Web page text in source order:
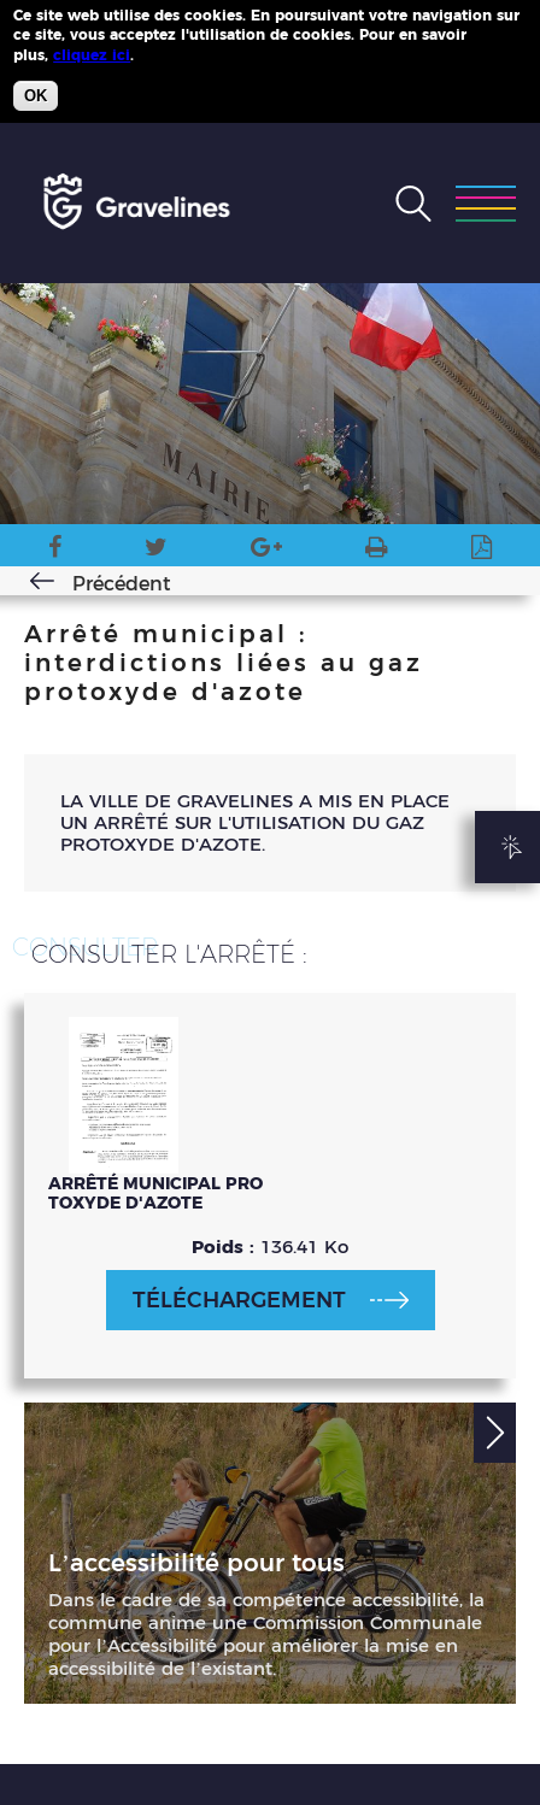
Ce site web utilise des cookies. En poursuivant votre navigation sur
ce site, vous acceptez l'utilisation de cookies. Pour en savoir
plus,cliquez ici.
OK
Précédent
Arrêté municipal :
interdictions liées au gaz
protoxyde d'azote
LA VILLE DE GRAVELINES A MIS EN PLACE
UN ARRÊTÉ SUR L'UTILISATION DU GAZ
PROTOXYDE D'AZOTE.
CONSULTER
CONSULTER L'ARRÊTÉ :
ARRÊTÉ MUNICIPAL PRO
TOXYDE D'AZOTE
Poids : 136.41 Ko
TÉLÉCHARGEMENT
L’accessibilité pour tous
Dans le cadre de sa compétence accessibilité, la
commune anime une Commission Communale
pour l’Accessibilité pour améliorer la mise en
accessibilité de l’existant.